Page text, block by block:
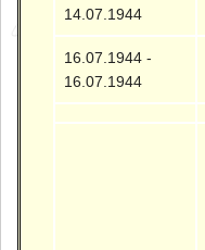
14.07.1944
16.07.1944 -
16.07.1944